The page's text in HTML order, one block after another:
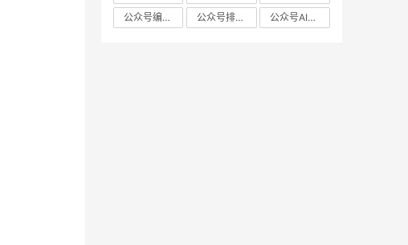
公众号编辑器实测
公众号排版编辑器 公众号AI编辑器